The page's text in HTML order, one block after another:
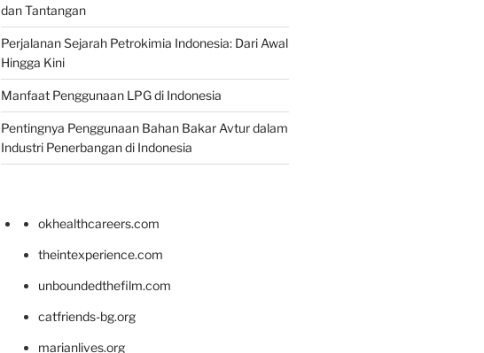
dan Tantangan
Perjalanan Sejarah Petrokimia Indonesia: Dari Awal
Hingga Kini
Manfaat Penggunaan LPG di Indonesia
Pentingnya Penggunaan Bahan Bakar Avtur dalam
Industri Penerbangan di Indonesia
okhealthcareers.com
theintexperience.com
unboundedthefilm.com
catfriends-bg.org
marianlives.org